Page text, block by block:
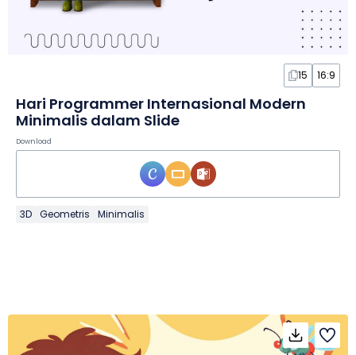
15 16:9
Hari Programmer Internasional Modern
Minimalis dalam Slide
Download
3D Geometris Minimalis